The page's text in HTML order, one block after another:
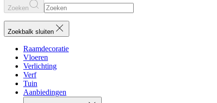
Zoeken
Zoekbalk sluiten
Raamdecoratie
Vloeren
Verlichting
Verf
Tuin
Aanbiedingen